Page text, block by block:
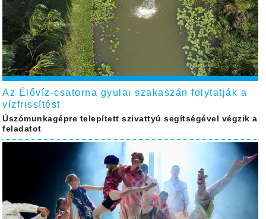
Az Élővíz-csatorna gyulai szakaszán folytatják a
vízfrissítést
Úszómunkagépre telepített szivattyú segítségével végzik a
feladatot